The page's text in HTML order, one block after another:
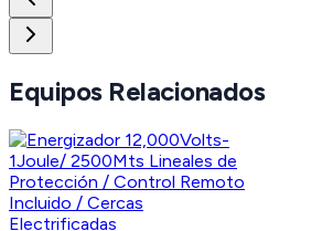
Equipos Relacionados